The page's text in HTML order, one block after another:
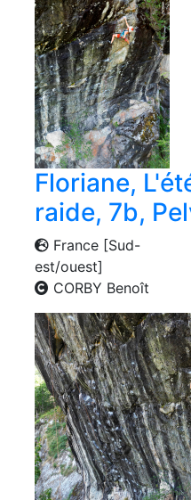
Floriane,
raide, 7b,
France [Sud-
est/ouest]
CORBY Benoît